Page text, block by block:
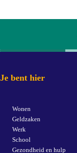
Je bent hier
Wonen
Geldzaken
Werk
School
Gezondheid en hulp